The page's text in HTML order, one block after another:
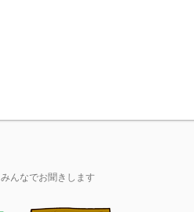
みんなでお聞きします